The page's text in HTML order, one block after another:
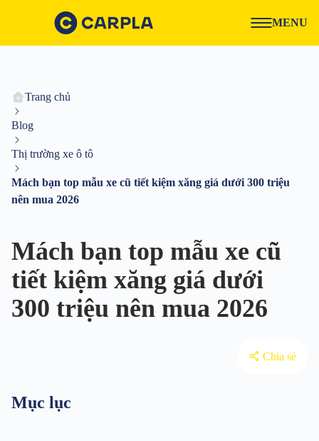
MENU
Trang chủ
Blog
Thị trường xe ô tô
Mách bạn top mẫu xe cũ tiết kiệm xăng giá dưới 300 triệu
nên mua 2026
Mách bạn top mẫu xe cũ
tiết kiệm xăng giá dưới
300 triệu nên mua 2026
Chia sẻ
Mục lục